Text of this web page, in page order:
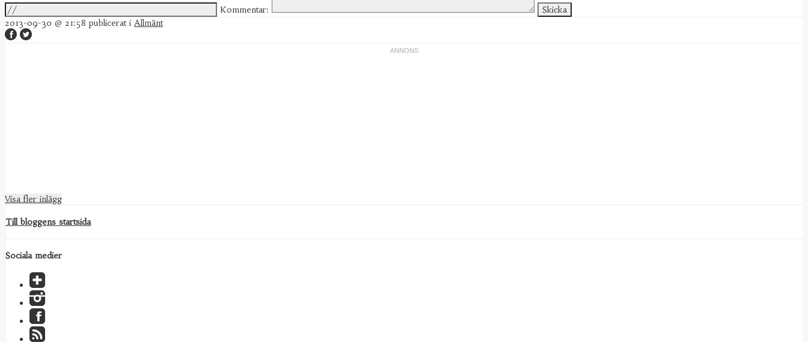
Kommentar:
2013-09-30 @ 21:58 publicerat i Allmänt
Visa fler inlägg
Till bloggens startsida
Sociala medier